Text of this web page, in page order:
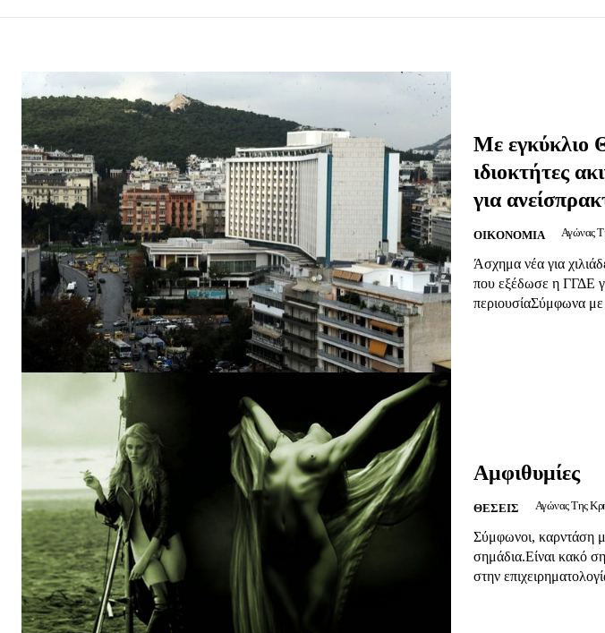
Καθημερινή Μαχητική
Εφημερίδα
ΕΓΓΡΑΦΕΙΤΕ
Με εγκύκλιο
ιδιοκτήτες
για
OIKONOMIA Αγώνας
Άσχημα νέα για
που εξέδωσε η ΓΓΔΕ
περιουσίαΣύμφωνα
Αμφιθυμίες
ΘΕΣΕΙΣ Αγώνας Της
Σύμφωνοι, καρντάση
σημάδια.Είναι κακό
στην